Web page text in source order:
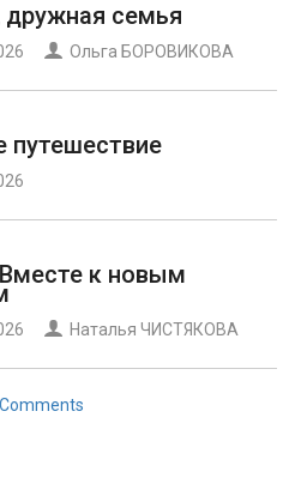
семья
Ольга БОРОВИКОВА
путешествие
к новым
Наталья ЧИСТЯКОВА